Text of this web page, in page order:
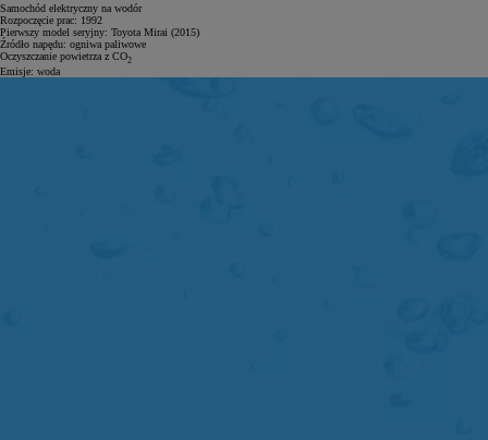
Samochód elektryczny na wodór
Rozpoczęcie prac: 1992
Pierwszy model seryjny: Toyota Mirai (2015)
Źródło napędu: ogniwa paliwowe
Oczyszczanie powietrza z CO2
Emisje: woda